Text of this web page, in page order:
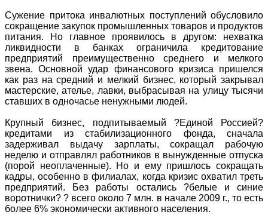
Сужение притока инвалютных поступлений обусловило
сокращение закупок промышленных товаров и продуктов
питания. Но главное проявилось в другом: нехватка
ликвидности в банках ограничила кредитование
предприятий преимущественно среднего и мелкого
звена. Основной удар финансового кризиса пришелся
как раз на средний и мелкий бизнес, который закрывал
мастерские, ателье, лавки, выбрасывая на улицу тысячи
ставших в одночасье ненужными людей.
Крупный бизнес, подпитываемый ?Единой Россией?
кредитами из стабилизационного фонда, сначала
задерживал выдачу зарплаты, сокращал рабочую
неделю и отправлял работников в вынужденные отпуска
(порой неоплаченные). Но и ему пришлось сокращать
кадры, особенно в филиалах, когда кризис охватил треть
предприятий. Без работы остались ?белые и синие
воротнички? ? всего около 7 млн. в начале 2009 г., то есть
более 6% экономически активного населения.